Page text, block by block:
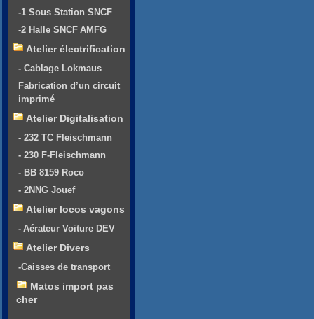
-1 Sous Station SNCF
-2 Halle SNCF AMFG
Atelier électrification
- Cablage Lokmaus
Fabrication d’un circuit
imprimé
Atelier Digitalisation
- 232 TC Fleischmann
- 230 F-Fleischmann
- BB 8159 Roco
- 2NNG Jouef
Atelier locos vagons
- Aérateur Voiture DEV
Atelier Divers
-Caisses de transport
Matos import pas
cher